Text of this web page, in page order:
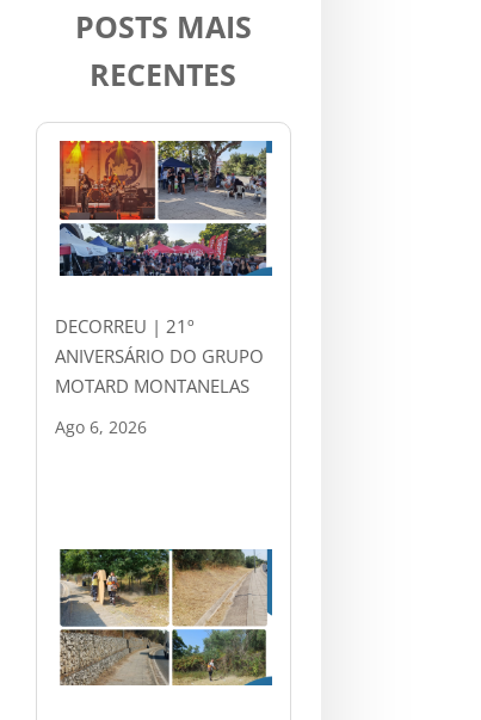
POSTS MAIS
RECENTES
DECORREU | 21º
ANIVERSÁRIO DO GRUPO
MOTARD MONTANELAS
Ago 6, 2026